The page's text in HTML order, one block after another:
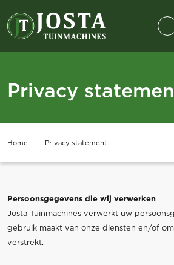
Privacy
Home Privacy statement
Persoonsgegevens die wij verwerken
Josta Tuinmachines verwerkt uw
gebruik maakt van onze diensten en/of
verstrekt.